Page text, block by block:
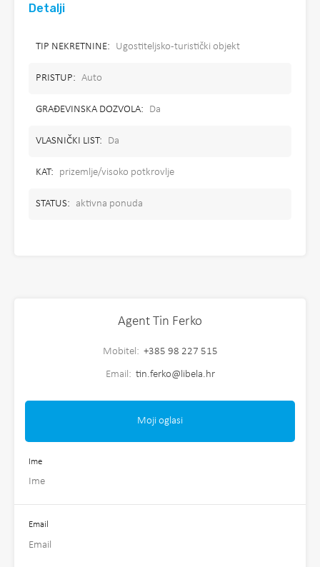
Detalji
TIP NEKRETNINE: Ugostiteljsko-turistički objekt
PRISTUP: Auto
GRAĐEVINSKA DOZVOLA: Da
VLASNIČKI LIST: Da
KAT: prizemlje/visoko potkrovlje
STATUS: aktivna ponuda
Agent Tin Ferko
Mobitel: +385 98 227 515
Email: tin.ferko@libela.hr
Moji oglasi
Ime
Email